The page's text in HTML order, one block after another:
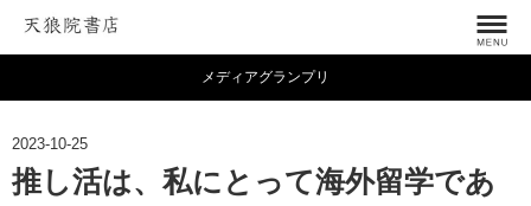
メディアグランプリ
2023-10-25
推し活は、私にとって海外留学であ